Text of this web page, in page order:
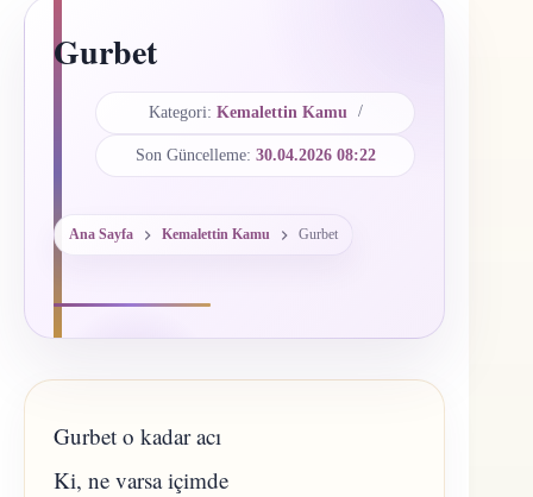
Gurbet
Kategori: Kemalettin Kamu
Son Güncelleme: 30.04.2026 08:22
Ana Sayfa Kemalettin Kamu Gurbet
Gurbet o kadar acı
Ki, ne varsa içimde